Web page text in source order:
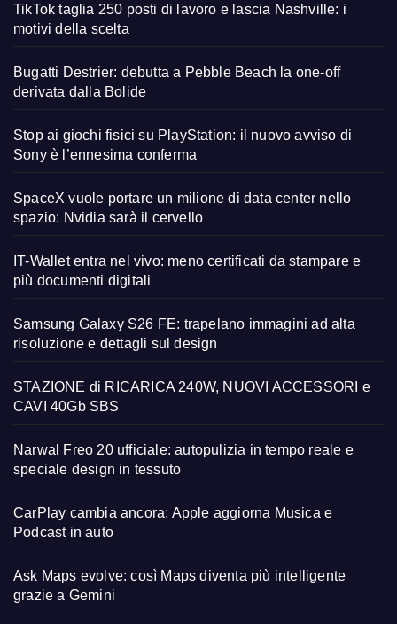
TikTok taglia 250 posti di lavoro e lascia Nashville: i
motivi della scelta
Bugatti Destrier: debutta a Pebble Beach la one-off
derivata dalla Bolide
Stop ai giochi fisici su PlayStation: il nuovo avviso di
Sony è l’ennesima conferma
SpaceX vuole portare un milione di data center nello
spazio: Nvidia sarà il cervello
IT-Wallet entra nel vivo: meno certificati da stampare e
più documenti digitali
Samsung Galaxy S26 FE: trapelano immagini ad alta
risoluzione e dettagli sul design
STAZIONE di RICARICA 240W, NUOVI ACCESSORI e
CAVI 40Gb SBS
Narwal Freo 20 ufficiale: autopulizia in tempo reale e
speciale design in tessuto
CarPlay cambia ancora: Apple aggiorna Musica e
Podcast in auto
Ask Maps evolve: così Maps diventa più intelligente
grazie a Gemini